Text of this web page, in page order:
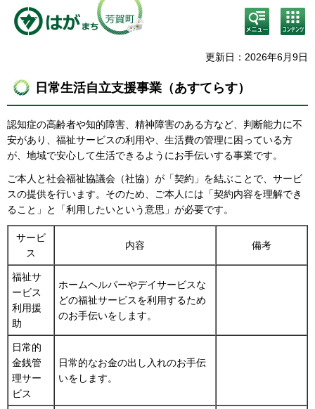
検
索・
メニ
コン
テン
ニュ
更新日：2026年6月9日
日常生活自立支援事業（あすてらす）
認知症の高齢者や知的障害、精神障害のある方など、判断能力に不
安があり、福祉サービスの利用や、生活費の管理に困っている方
が、地域で安心して生活できるようにお手伝いする事業です。
ご本人と社会福祉協議会（社協）が「契約」を結ぶことで、サービ
スの提供を行います。そのため、ご本人には「契約内容を理解でき
ること」と「利用したいという意思」が必要です。
サービ
ス
内容 備考
福祉サ
ービス
利用援
助
ホームヘルパーやデイサービスな
どの福祉サービスを利用するため
のお手伝いをします。
日常的
金銭管
理サー
ビス
日常的なお金の出し入れのお手伝
いをします。